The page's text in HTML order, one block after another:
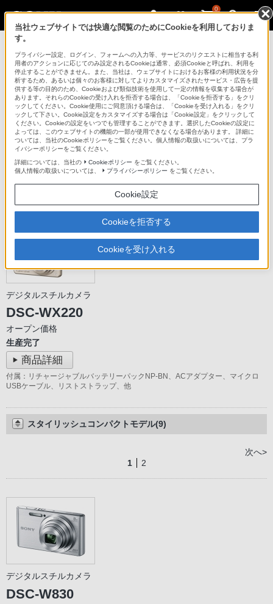
0
LCJ-WB
ジャケットケース LCJ-WB
対応商品・アクセサリー
高倍率ズームモデル(1)
デジタルスチルカメラ
DSC-WX220
オープン価格
生産完了
商品詳細
付属：リチャージャブルバッテリーパックNP-BN、ACアダプター、マイクロ
USBケーブル、リストストラップ、他
スタイリッシュコンパクトモデル(9)
次へ>
1
2
デジタルスチルカメラ
DSC-W830
当社ウェブサイトでは快適な閲覧のためにCookieを利用しておりま
す。
プライバシー設定、ログイン、フォームへの入力等、サービスのリクエストに相当する利
用者のアクションに応じてのみ設定されるCookieは通常、必須Cookieと呼ばれ、利用を
停止することができません。また、当社は、ウェブサイトにおけるお客様の利用状況を分
析するため、あるいは個々のお客様に対してよりカスタマイズされたサービス・広告を提
供する等の目的のため、Cookieおよび類似技術を使用して一定の情報を収集する場合が
あります。それらのCookieの受け入れを拒否する場合は、「Cookieを拒否する」をクリ
ックしてください。Cookie使用にご同意頂ける場合は、「Cookieを受け入れる」をクリ
ックして下さい。Cookie設定をカスタマイズする場合は「Cookie設定」をクリックして
ください。Cookieの設定をいつでも管理することができます。選択したCookieの設定に
よっては、このウェブサイトの機能の一部が使用できなくなる場合があります。 詳細に
ついては、当社のCookieポリシーをご覧ください。個人情報の取扱いについては、プラ
イバシーポリシーをご覧ください。
詳細については、当社の
Cookieポリシー をご覧ください。
個人情報の取扱いについては、
プライバシーポリシー をご覧ください。
Cookie設定
Cookieを拒否する
Cookieを受け入れる